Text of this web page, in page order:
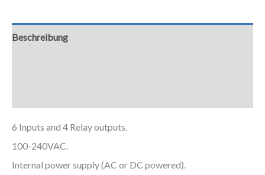
Beschreibung
6 Inputs and 4 Relay outputs.
100-240VAC.
Internal power supply (AC or DC powered).